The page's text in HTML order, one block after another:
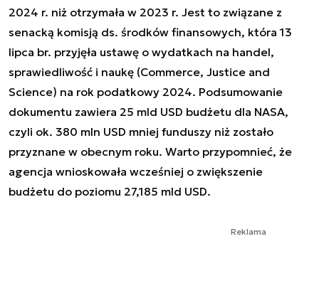
2024 r. niż otrzymała w 2023 r. Jest to związane z
senacką komisją ds. środków finansowych, która 13
lipca br. przyjęła ustawę o wydatkach na handel,
sprawiedliwość i naukę (Commerce, Justice and
Science) na rok podatkowy 2024. Podsumowanie
dokumentu zawiera 25 mld USD budżetu dla NASA,
czyli ok. 380 mln USD mniej funduszy niż zostało
przyznane w obecnym roku. Warto przypomnieć, że
agencja wnioskowała wcześniej o zwiększenie
budżetu do poziomu 27,185 mld USD.
Reklama